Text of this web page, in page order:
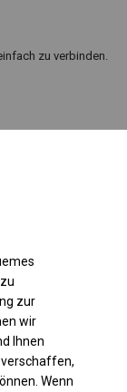
zu verbinden.
zur
wir
Ihnen
Wenn